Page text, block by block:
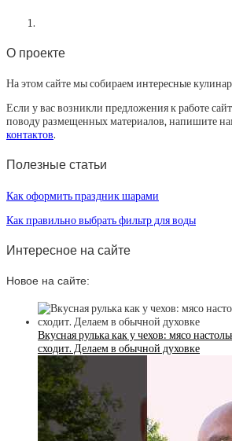
О проекте
На этом сайте мы собираем интересные
Если у вас возникли предложения к работе
поводу размещенных материалов, напишите
контактов.
Полезные статьи
Как оформить праздник шарами
Как правильно выбрать фильтр для воды
Интересное на сайте
Новое на сайте:
Вкусная рулька как у чехов: мясо
сходит. Делаем в обычной духовке